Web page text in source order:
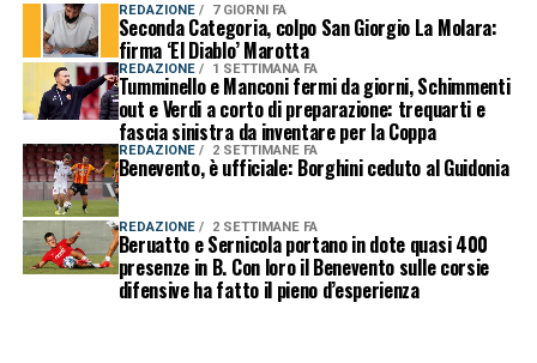
REDAZIONE 7 GIORNI FA
Seconda Categoria, colpo San Giorgio La Molara:
firma ‘El Diablo’ Marotta
REDAZIONE 1 SETTIMANA FA
Tumminello e Manconi fermi da giorni, Schimmenti
out e Verdi a corto di preparazione: trequarti e
fascia sinistra da inventare per la Coppa
REDAZIONE 2 SETTIMANE FA
Benevento, è ufficiale: Borghini ceduto al Guidonia
REDAZIONE 2 SETTIMANE FA
Beruatto e Sernicola portano in dote quasi 400
presenze in B. Con loro il Benevento sulle corsie
difensive ha fatto il pieno d’esperienza